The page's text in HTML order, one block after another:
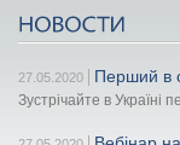
27.05.2020 Перший в
Зустрічайте в Україні